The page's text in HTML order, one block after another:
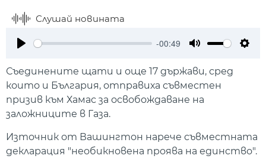
Слушай новината
-00:49
Съединените щати и още 17 държави, сред
които и България, отправиха съвместен
призив към Хамас за освобождаване на
заложниците в Газа.
Източник от Вашингтон нарече съвместната
декларация "необикновена проява на единство".